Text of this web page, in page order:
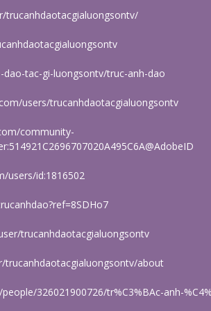
trucanhdaotacgialuongsontv/
tac-gi-luongsontv/truc-anh-dao
users/trucanhdaotacgialuongsontv
community-
users/id:1816502
trucanhdaotacgialuongsontv
trucanhdaotacgialuongsontv/about
326021900726/tr%C3%BAc-anh-